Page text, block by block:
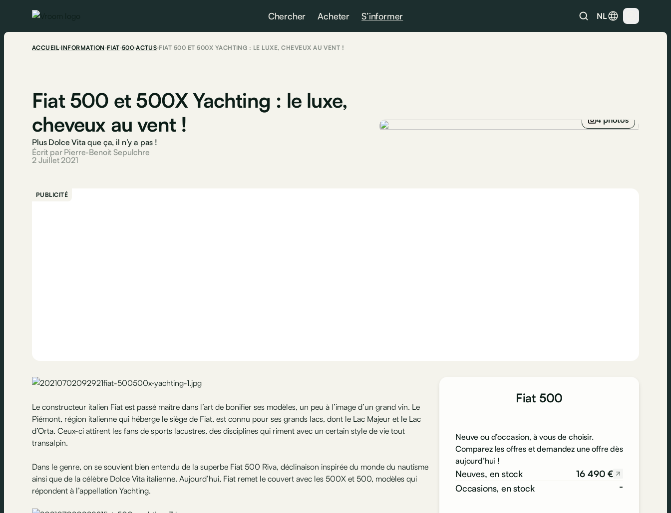
Chercher Acheter S’informer NL
ACCUEIL INFORMATION FIAT 500 ACTUS FIAT 500 ET 500X YACHTING : LE LUXE, CHEVEUX AU VENT !
Fiat 500 et 500X Yachting : le luxe,
cheveux au vent !
Plus Dolce Vita que ça, il n’y a pas !
Écrit par Pierre-Benoit Sepulchre
2 Juillet 2021
4 photos
PUBLICITÉ
Le constructeur italien Fiat est passé maître dans l’art de bonifier ses modèles, un peu à l’image d’un grand vin. Le
Piémont, région italienne qui héberge le siège de Fiat, est connu pour ses grands lacs, dont le Lac Majeur et le Lac
d’Orta. Ceux-ci attirent les fans de sports lacustres, des disciplines qui riment avec un certain style de vie tout
transalpin.
Dans le genre, on se souvient bien entendu de la superbe Fiat 500 Riva, déclinaison inspirée du monde du nautisme
ainsi que de la célèbre Dolce Vita italienne. Aujourd’hui, Fiat remet le couvert avec les 500X et 500, modèles qui
répondent à l’appellation Yachting.
Fiat 500
Neuve ou d’occasion, à vous de choisir.
Comparez les offres et demandez une offre dès
aujourd’hui !
Neuves, en stock
16 490 €
Occasions, en stock
-